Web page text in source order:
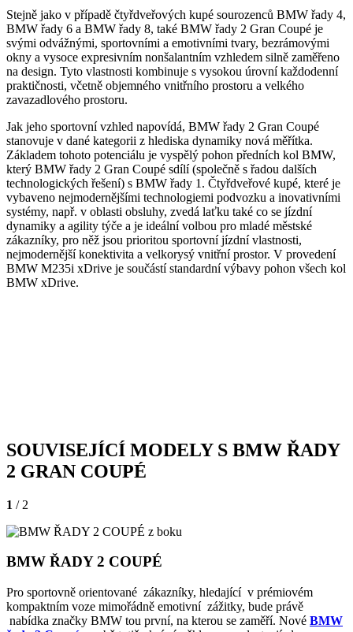
Stejně jako v případě čtyřdveřových kupé sourozenců BMW řady 4,
BMW řady 6 a BMW řady 8, také BMW řady 2 Gran Coupé je
svými odvážnými, sportovními a emotivními tvary, bezrámovými
okny a vysoce expresivním nonšalantním vzhledem silně zaměřeno
na design. Tyto vlastnosti kombinuje s vysokou úrovní každodenní
praktičnosti, včetně objemného vnitřního prostoru a velkého
zavazadlového prostoru.
Jak jeho sportovní vzhled napovídá, BMW řady 2 Gran Coupé
stanovuje v dané kategorii z hlediska dynamiky nová měřítka.
Základem tohoto potenciálu je vyspělý pohon předních kol BMW,
který BMW řady 2 Gran Coupé sdílí (společně s řadou dalších
technologických řešení) s BMW řady 1. Čtyřdveřové kupé, které je
vybaveno nejmodernějšími technologiemi podvozku a inovativními
systémy, např. v oblasti obsluhy, zvedá laťku také co se jízdní
dynamiky a agility týče a je ideální volbou pro mladé městské
zákazníky, pro něž jsou prioritou sportovní jízdní vlastnosti,
nejmodernější konektivita a velkorysý vnitřní prostor. V provedení
BMW M235i xDrive je součástí standardní výbavy pohon všech kol
BMW xDrive.
SOUVISEJÍCÍ MODELY S BMW ŘADY
2 GRAN COUPÉ
1 / 2
BMW ŘADY 2 COUPÉ
Pro sportovně orientované zákazníky, hledající v prémiovém
kompaktním voze mimořádně emotivní zážitky, bude právě
nabídka značky BMW tou první, na kterou se zaměří. Nové BMW